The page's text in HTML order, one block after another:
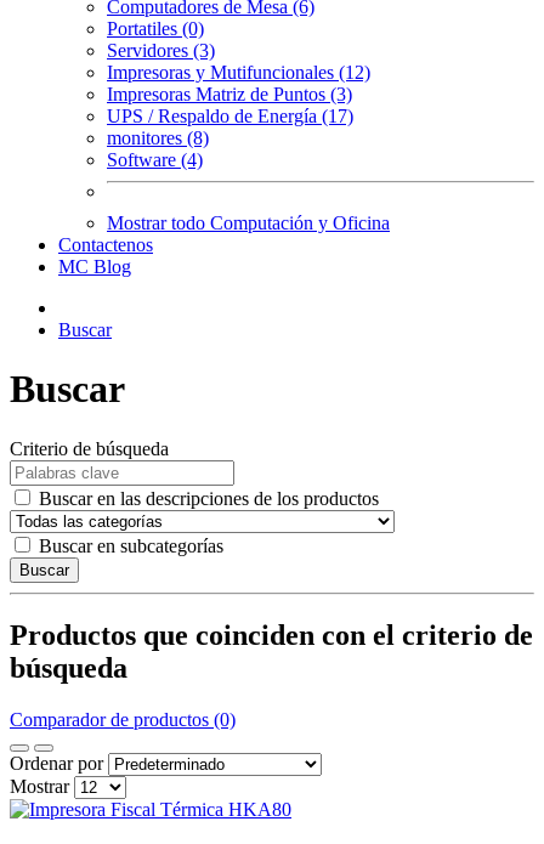
Computadores de Mesa (6)
Portatiles (0)
Servidores (3)
Impresoras y Mutifuncionales (12)
Impresoras Matriz de Puntos (3)
UPS / Respaldo de Energía (17)
monitores (8)
Software (4)
Mostrar todo Computación y Oficina
Contactenos
MC Blog
Buscar
Buscar
Criterio de búsqueda
Buscar en las descripciones de los productos
Buscar en subcategorías
Buscar
Productos que coinciden con el criterio de
búsqueda
Comparador de productos (0)
Ordenar por
Mostrar